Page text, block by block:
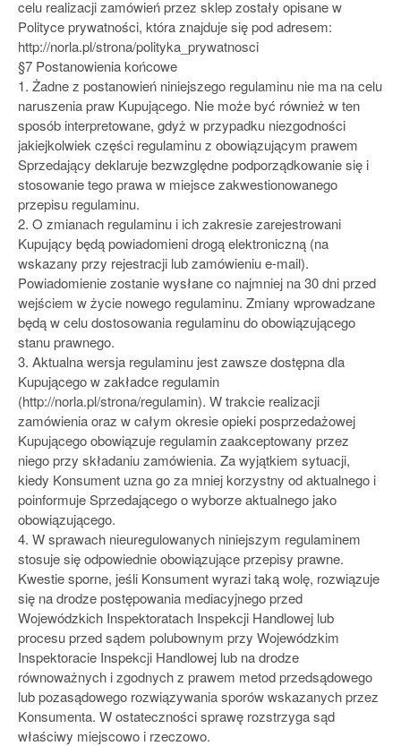
celu realizacji zamówień przez sklep zostały opisane w
Polityce prywatności, która znajduje się pod adresem:
http://norla.pl/strona/polityka_prywatnosci
§7 Postanowienia końcowe
1. Żadne z postanowień niniejszego regulaminu nie ma na celu
naruszenia praw Kupującego. Nie może być również w ten
sposób interpretowane, gdyż w przypadku niezgodności
jakiejkolwiek części regulaminu z obowiązującym prawem
Sprzedający deklaruje bezwzględne podporządkowanie się i
stosowanie tego prawa w miejsce zakwestionowanego
przepisu regulaminu.
2. O zmianach regulaminu i ich zakresie zarejestrowani
Kupujący będą powiadomieni drogą elektroniczną (na
wskazany przy rejestracji lub zamówieniu e-mail).
Powiadomienie zostanie wysłane co najmniej na 30 dni przed
wejściem w życie nowego regulaminu. Zmiany wprowadzane
będą w celu dostosowania regulaminu do obowiązującego
stanu prawnego.
3. Aktualna wersja regulaminu jest zawsze dostępna dla
Kupującego w zakładce regulamin
(http://norla.pl/strona/regulamin). W trakcie realizacji
zamówienia oraz w całym okresie opieki posprzedażowej
Kupującego obowiązuje regulamin zaakceptowany przez
niego przy składaniu zamówienia. Za wyjątkiem sytuacji,
kiedy Konsument uzna go za mniej korzystny od aktualnego i
poinformuje Sprzedającego o wyborze aktualnego jako
obowiązującego.
4. W sprawach nieuregulowanych niniejszym regulaminem
stosuje się odpowiednie obowiązujące przepisy prawne.
Kwestie sporne, jeśli Konsument wyrazi taką wolę, rozwiązuje
się na drodze postępowania mediacyjnego przed
Wojewódzkich Inspektoratach Inspekcji Handlowej lub
procesu przed sądem polubownym przy Wojewódzkim
Inspektoracie Inspekcji Handlowej lub na drodze
równoważnych i zgodnych z prawem metod przedsądowego
lub pozasądowego rozwiązywania sporów wskazanych przez
Konsumenta. W ostateczności sprawę rozstrzyga sąd
właściwy miejscowo i rzeczowo.